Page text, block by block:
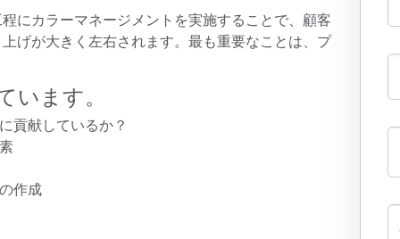
にカラーマネージメントを実施することで、顧客
げが大きく左右されます。最も重要なことは、プ
います。
貢献しているか？
作成